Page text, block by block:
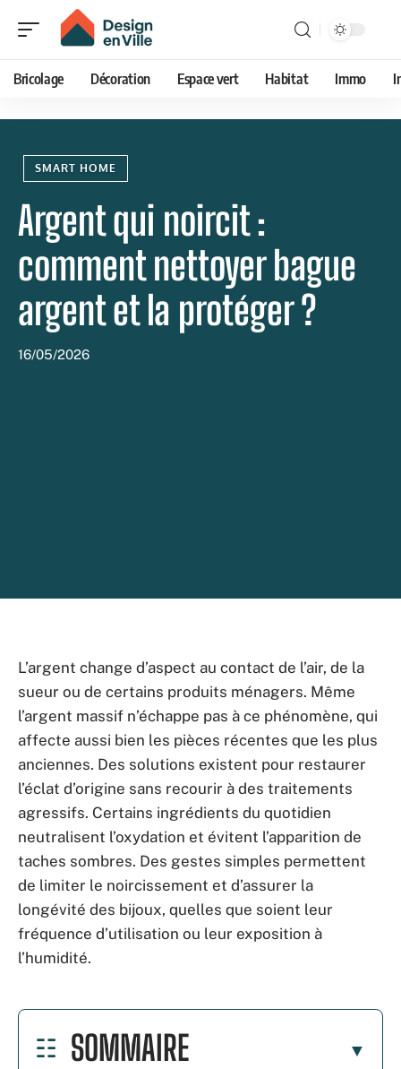
Bricolage Décoration Espace vert Habitat Immo
SMART HOME
Argent qui noircit :
comment nettoyer bague
argent et la protéger ?
16/05/2026
L’argent change d’aspect au contact de l’air, de la
sueur ou de certains produits ménagers. Même
l’argent massif n’échappe pas à ce phénomène, qui
affecte aussi bien les pièces récentes que les plus
anciennes. Des solutions existent pour restaurer
l’éclat d’origine sans recourir à des traitements
agressifs. Certains ingrédients du quotidien
neutralisent l’oxydation et évitent l’apparition de
taches sombres. Des gestes simples permettent
de limiter le noircissement et d’assurer la
longévité des bijoux, quelles que soient leur
fréquence d’utilisation ou leur exposition à
l’humidité.
SOMMAIRE